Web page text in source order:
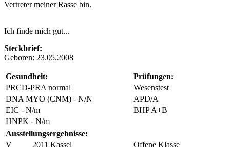
Vertreter meiner Rasse bin.
Ich finde mich gut...
Steckbrief:
Geboren: 23.05.2008
Gesundheit:
Prüfungen:
PRCD-PRA normal
Wesenstest
DNA MYO (CNM) - N/N
APD/A
EIC - N/m
BHP A+B
HNPK - N/m
Ausstellungsergebnisse:
V
2011 Kassel
Offene Klasse